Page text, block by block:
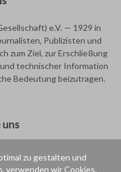
zu gestalten und
verwenden wir Cookies.
e.V. — 1929 in
Publizisten und
zum Ziel, zur Erschließung
technischer Information
Bedeutung beizutragen.
uns